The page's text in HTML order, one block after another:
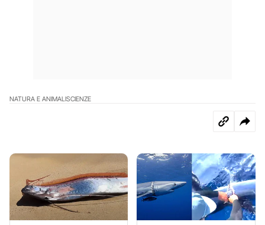
NATURA E ANIMALISCIENZE